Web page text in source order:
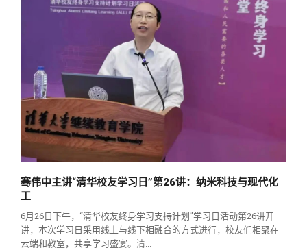
骞伟中主讲“清华校友学习日”第26讲：纳米科技与现代化
工
6月26日下午，“清华校友终身学习支持计划”学习日活动第26讲开
讲，本次学习日采用线上与线下相融合的方式进行，校友们相聚在
云端和教室，共享学习盛宴。清...